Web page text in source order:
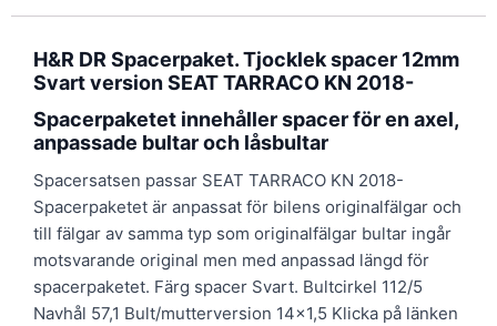
H&R DR Spacerpaket. Tjocklek spacer 12mm
Svart version SEAT TARRACO KN 2018-
Spacerpaketet innehåller spacer för en axel,
anpassade bultar och låsbultar
Spacersatsen passar SEAT TARRACO KN 2018-
Spacerpaketet är anpassat för bilens originalfälgar och
till fälgar av samma typ som originalfälgar bultar ingår
motsvarande original men med anpassad längd för
spacerpaketet. Färg spacer Svart. Bultcirkel 112/5
Navhål 57,1 Bult/mutterversion 14×1,5 Klicka på länken